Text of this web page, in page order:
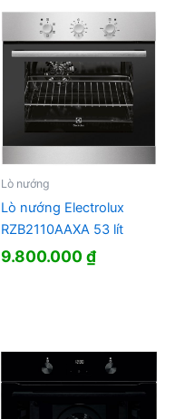
Lò nướng
Lò nướng Electrolux
RZB2110AAXA 53 lít
9.800.000₫